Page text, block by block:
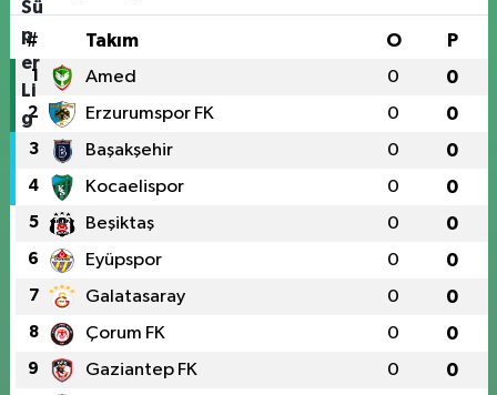
# Takım O P
1 Amed 0 0
2 Erzurumspor FK 0 0
3 Başakşehir 0 0
4 Kocaelispor 0 0
5 Beşiktaş 0 0
6 Eyüpspor 0 0
7 Galatasaray 0 0
8 Çorum FK 0 0
9 Gaziantep FK 0 0